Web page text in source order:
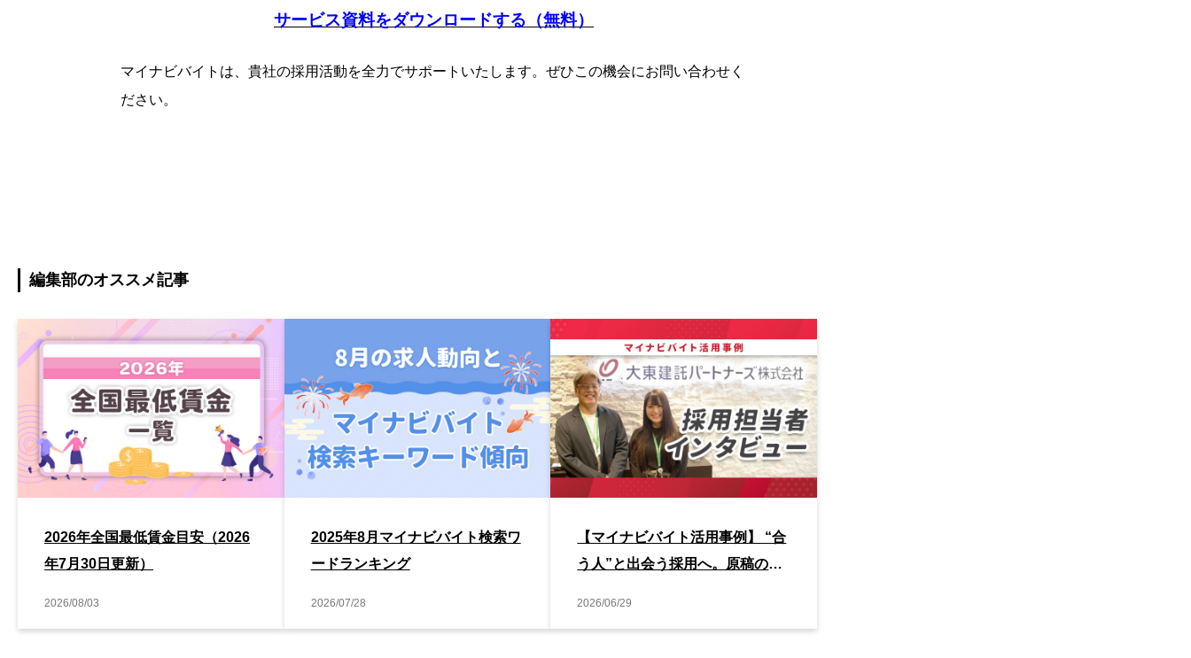
サービス資料をダウンロードする（無料）
マイナビバイトは、貴社の採用活動を全力でサポートいたします。ぜひこの機会にお問い合わせく
ださい。
編集部のオススメ記事
2026年全国最低賃金目安（2026
年7月30日更新）
2026/08/03
2025年8月マイナビバイト検索ワ
ードランキング
2026/07/28
【マイナビバイト活用事例】 “合
う人”と出会う採用へ。原稿の見
2026/06/29